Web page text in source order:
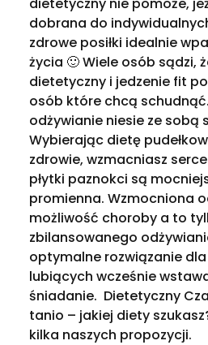
dobrana do
zdrowe posiłki idealnie
życia 🙂 Wiele osób sądzi,
dietetyczny i jedzenie fit
osób które chcą
odżywianie niesie ze sobą
Wybierając dietę
zdrowie, wzmacniasz
płytki paznokci są
promienna. Wzmocniona
możliwość choroby a to
zbilansowanego
optymalne rozwiązanie
lubiących wcześnie
śniadanie. Dietetyczny
tanio – jakiej diety
kilka naszych propozycji.